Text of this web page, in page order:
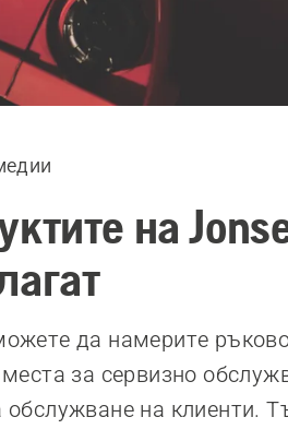
на
да намерите
за сервизно
обслужване на клиенти.